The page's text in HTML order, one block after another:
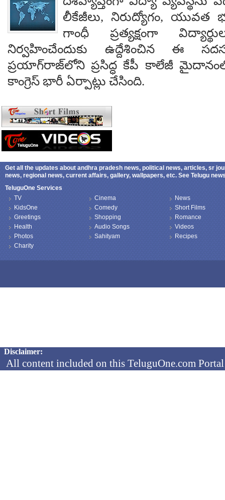
లీకేజీలు, నిరుద్యోగం, యువత
గాంధీ ప్రత్యక్షంగా
నిర్వహించేందుకు ఉద్దేశించిన ఈ
ప్రయాగ్‌రాజ్‌లోని ప్రసిద్ధ కేపీ కాలేజీ మైదానంలో
కాంగ్రెస్ భారీ ఏర్పాట్లు చేసింది.
Get all the updates about andhra pradesh news, political news, articles, sr
news, regional news, current affairs, gallery, wallpapers, etc. See Telugu
TeluguOne Services
TV
KidsOne
Greetings
Health
Photos
Charity
Cinema
Comedy
Shopping
Audio Songs
Sahityam
News
Short Films
Romance
Videos
Recipes
Disclaimer:
All content included on this TeluguOne.com